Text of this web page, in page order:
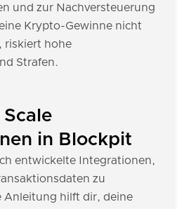
und zur Nachversteuerung
Krypto-Gewinne nicht
riskiert hohe
Strafen.
in Blockpit
entwickelte Integrationen,
zu
Anleitung hilft dir, deine